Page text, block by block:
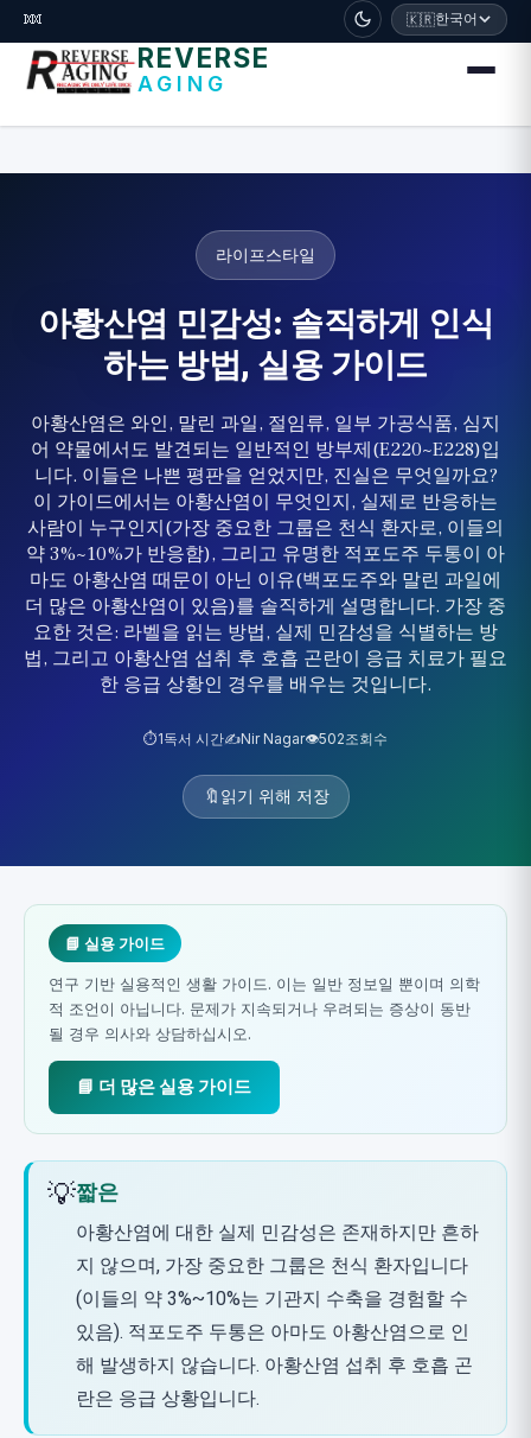
דלג לתוכן הראשי
🧬 🇰🇷한국어
REVERSE
AGING
라이프스타일
아황산염 민감성: 솔직하게 인식
하는 방법, 실용 가이드
아황산염은 와인, 말린 과일, 절임류, 일부 가공식품, 심지
어 약물에서도 발견되는 일반적인 방부제(E220~E228)입
니다. 이들은 나쁜 평판을 얻었지만, 진실은 무엇일까요?
이 가이드에서는 아황산염이 무엇인지, 실제로 반응하는
사람이 누구인지(가장 중요한 그룹은 천식 환자로, 이들의
약 3%~10%가 반응함), 그리고 유명한 적포도주 두통이 아
마도 아황산염 때문이 아닌 이유(백포도주와 말린 과일에
더 많은 아황산염이 있음)를 솔직하게 설명합니다. 가장 중
요한 것은: 라벨을 읽는 방법, 실제 민감성을 식별하는 방
법, 그리고 아황산염 섭취 후 호흡 곤란이 응급 치료가 필요
한 응급 상황인 경우를 배우는 것입니다.
⏱️1독서 시간✍️Nir Nagar👁️502조회수
🔖 읽기 위해 저장
📘 실용 가이드
연구 기반 실용적인 생활 가이드. 이는 일반 정보일 뿐이며 의학
적 조언이 아닙니다. 문제가 지속되거나 우려되는 증상이 동반
될 경우 의사와 상담하십시오.
📘 더 많은 실용 가이드
💡짧은
아황산염에 대한 실제 민감성은 존재하지만 흔하
지 않으며, 가장 중요한 그룹은 천식 환자입니다
(이들의 약 3%~10%는 기관지 수축을 경험할 수
있음). 적포도주 두통은 아마도 아황산염으로 인
해 발생하지 않습니다. 아황산염 섭취 후 호흡 곤
란은 응급 상황입니다.